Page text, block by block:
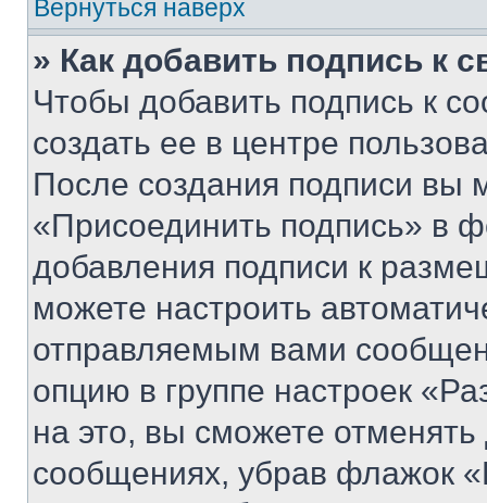
Вернуться наверх
» Как добавить подпись к
Чтобы добавить подпись к
создать ее в центре
После создания подписи вы
«Присоединить подпись» в
добавления подписи к
можете настроить
отправляемым вами
опцию в группе настроек
на это, вы сможете
сообщениях, убрав флажок